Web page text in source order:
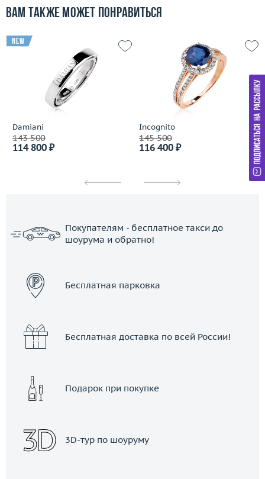
Вам также может понравиться
Damiani
143 500
114 800 ₽
new
Incognito
145 500
116 400 ₽
Покупателям - бесплатное такси до
шоурума и обратно!
Бесплатная парковка
Бесплатная доставка по всей России!
Подарок при покупке
3D-тур по шоуруму